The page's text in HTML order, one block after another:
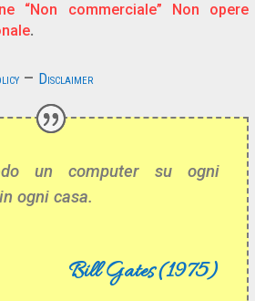
“Non commerciale” Non opere
.
– Disclaimer
un computer su ogni
ogni casa.
Bill Gates (1975)